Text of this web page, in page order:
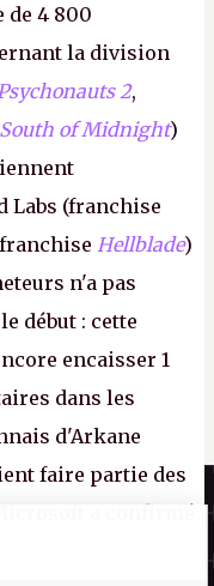
de 4 800
la division
2,
South of Midnight)
Labs (franchise
Hellblade)
n'a pas
début : cette
encaisser 1
dans les
d'Arkane
faire partie des